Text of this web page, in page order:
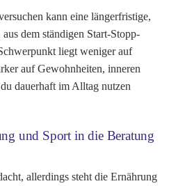
kann eine längerfristige,
dem ständigen Start-Stopp-
liegt weniger auf
auf Gewohnheiten, inneren
dauerhaft im Alltag nutzen
und Sport in die Beratung
allerdings steht die Ernährung